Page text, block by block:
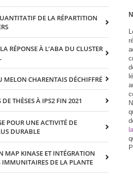
DE LA RÉPARTITION
RÉPONSE À L’ABA DU CLUSTER
MELON CHARENTAIS DÉCHIFFRÉ
THÈSES À IPS2 FIN 2021
POUR UNE ACTIVITÉ DE
DURABLE
MAP KINASE ET INTÉGRATION
IMMUNITAIRES DE LA PLANTE